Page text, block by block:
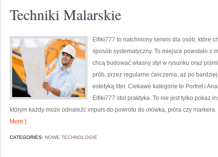
Techniki Malarskie
Elfiki777 to natchniony serwis dla osób, które
sposób systematyczny. To miejsce powstało z
chcą budować własny styl w rysunku oraz
prób, przez regularne ćwiczenia, aż po
estetyką liter. Ciekawe kategorie to Portret i
Elfiki777 stoi praktyka. To nie jest tylko pokaz
którym każdy może odnaleźć impuls do powrotu do ołówka, pióra czy
More ]
CATEGORIES: NOWE TECHNOLOGIE